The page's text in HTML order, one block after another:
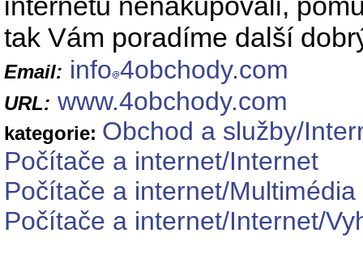
tak Vám poradíme další
Email: info 4obchody.com
URL: www.4obchody.com
kategorie: Obchod a služby/
Počítače a internet/Internet
Počítače a internet/Multimédia
Počítače a internet/Internet/